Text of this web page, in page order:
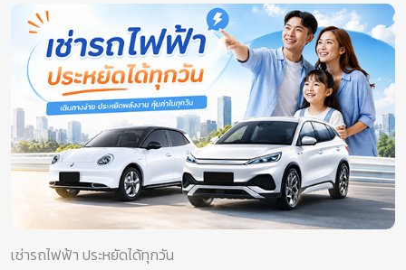
เช่ารถไฟฟ้า ประหยัดได้ทุกวัน